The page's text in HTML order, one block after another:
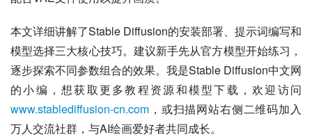
本文详细讲解了Stable Diffusion的安装部署、提示词编写和
模型选择三大核心技巧。建议新手先从官方模型开始练习，
逐步探索不同参数组合的效果。我是Stable Diffusion中文网
的小编，想获取更多教程资源和模型下载，欢迎访问
www.stablediffusion-cn.com ，或扫描网站右侧二维码加入
万人交流社群，与AI绘画爱好者共同成长。